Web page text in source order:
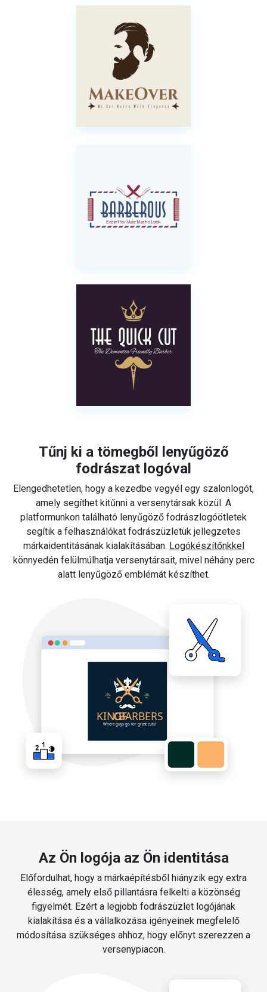
Tűnj ki a tömegből lenyűgöző
fodrászat logóval
Elengedhetetlen, hogy a kezedbe vegyél egy szalonlogót,
amely segíthet kitűnni a versenytársak közül. A
platformunkon található lenyűgöző fodrászlogóötletek
segítik a felhasználókat fodrászüzletük jellegzetes
márkaidentitásának kialakításában. Logókészítőnkkel
könnyedén felülmúlhatja versenytársait, mivel néhány perc
alatt lenyűgöző emblémát készíthet.
Az Ön logója az Ön identitása
Előfordulhat, hogy a márkaépítésből hiányzik egy extra
élesség, amely első pillantásra felkelti a közönség
figyelmét. Ezért a legjobb fodrászüzlet logójának
kialakítása és a vállalkozása igényeinek megfelelő
módosítása szükséges ahhoz, hogy előnyt szerezzen a
versenypiacon.